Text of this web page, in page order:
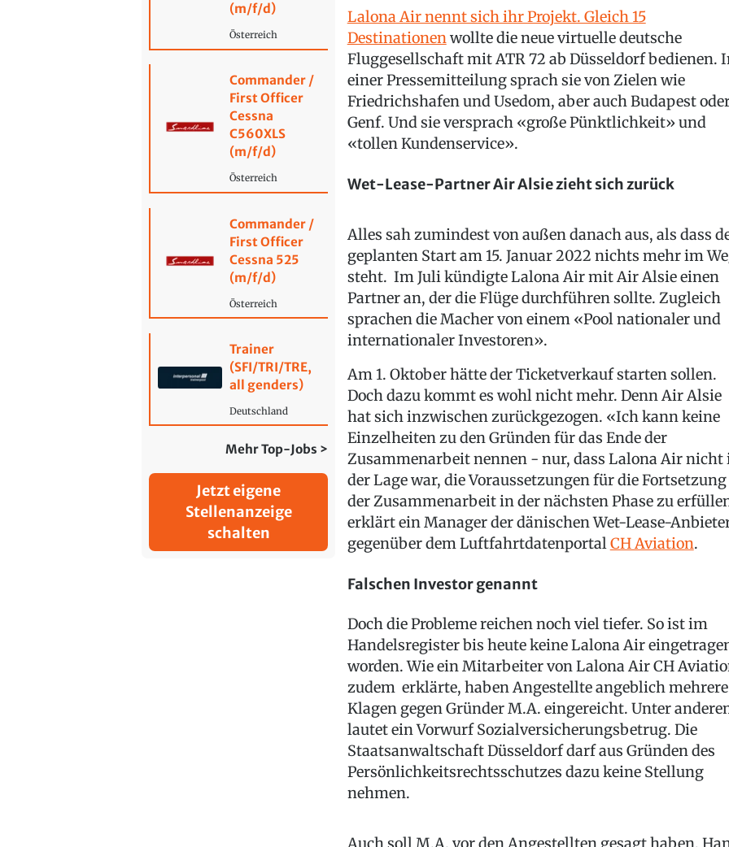
(m/f/d)
Österreich
Commander /
First Officer
Cessna
C560XLS
(m/f/d)
Österreich
Commander /
First Officer
Cessna 525
(m/f/d)
Österreich
Trainer
(SFI/TRI/TRE,
all genders)
Deutschland
Mehr Top-Jobs >
Jetzt eigene
Stellenanzeige
schalten
Lalona Air nennt sich ihr Projekt. Gleich 15
Destinationenwollte die neue virtuelle deutsche
Fluggesellschaft mit ATR 72 ab Düsseldorf bedienen.
einer Pressemitteilung sprach sie von Zielen wie
Friedrichshafen und Usedom, aber auch Budapest
Genf. Und sie versprach «große Pünktlichkeit» und
«tollen Kundenservice».
Wet-Lease-Partner Air Alsie zieht sich zurück
Alles sah zumindest von außen danach aus, als dass
geplanten Start am 15. Januar 2022 nichts mehr im
steht. Im Juli kündigte Lalona Air mit Air Alsie einen
Partner an, der die Flüge durchführen sollte. Zugleich
sprachen die Macher von einem «Pool nationaler und
internationaler Investoren».
Am 1. Oktober hätte der Ticketverkauf starten sollen.
Doch dazu kommt es wohl nicht mehr. Denn Air Alsie
hat sich inzwischen zurückgezogen. «Ich kann keine
Einzelheiten zu den Gründen für das Ende der
Zusammenarbeit nennen - nur, dass Lalona Air nicht
der Lage war, die Voraussetzungen für die Fortsetzung
der Zusammenarbeit in der nächsten Phase zu
erklärt ein Manager der dänischen Wet-Lease-
gegenüber dem LuftfahrtdatenportalCH Aviation.
Falschen Investor genannt
Doch die Probleme reichen noch viel tiefer. So ist im
Handelsregister bis heute keine Lalona Air
worden. Wie ein Mitarbeiter von Lalona Air CH
zudem erklärte, haben Angestellte angeblich mehrere
Klagen gegen Gründer M.A. eingereicht. Unter
lautet ein Vorwurf Sozialversicherungsbetrug. Die
Staatsanwaltschaft Düsseldorf darf aus Gründen des
Persönlichkeitsrechtsschutzes dazu keine Stellung
nehmen.